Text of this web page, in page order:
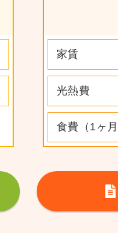
家賃
光熱費
食費（1ヶ月